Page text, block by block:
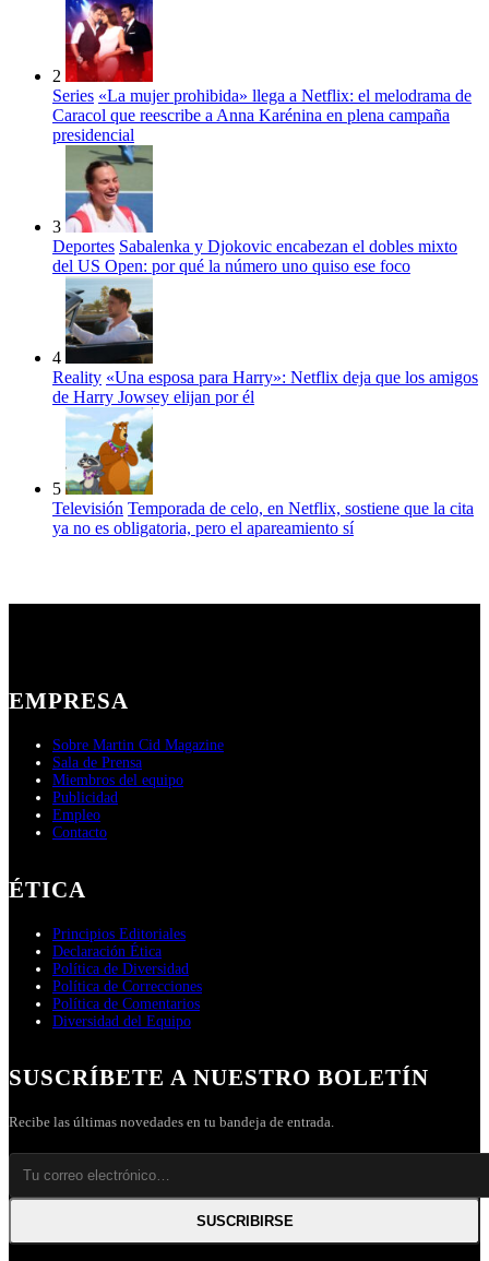
2
Series «La mujer prohibida» llega a Netflix: el melodrama de
Caracol que reescribe a Anna Karénina en plena campaña
presidencial
3
Deportes Sabalenka y Djokovic encabezan el dobles mixto
del US Open: por qué la número uno quiso ese foco
4
Reality «Una esposa para Harry»: Netflix deja que los amigos
de Harry Jowsey elijan por él
5
Televisión Temporada de celo, en Netflix, sostiene que la cita
ya no es obligatoria, pero el apareamiento sí
EMPRESA
Sobre Martin Cid Magazine
Sala de Prensa
Miembros del equipo
Publicidad
Empleo
Contacto
ÉTICA
Principios Editoriales
Declaración Ética
Política de Diversidad
Política de Correcciones
Política de Comentarios
Diversidad del Equipo
SUSCRÍBETE A NUESTRO BOLETÍN
Recibe las últimas novedades en tu bandeja de entrada.
SUSCRIBIRSE